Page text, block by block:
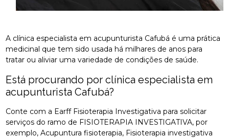
A clínica especialista em acupunturista Cafubá é uma prática
medicinal que tem sido usada há milhares de anos para
tratar ou aliviar uma variedade de condições de saúde.
Está procurando por clínica especialista em
acupunturista Cafubá?
Conte com a Earff Fisioterapia Investigativa para solicitar
serviços do ramo de FISIOTERAPIA INVESTIGATIVA, por
exemplo, Acupuntura fisioterapia, Fisioterapia investigativa